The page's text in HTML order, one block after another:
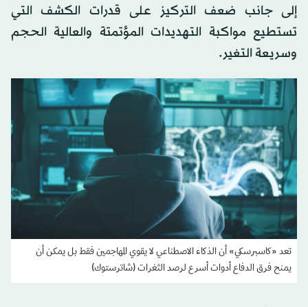
إلى جانب ضعف التركيز على قدرات الكشف التي
تستطيع مواكبة التهديدات المؤتمتة والعالية الحجم
وسريعة التغير.
تعد «كاسبرسكي» أن الذكاء الاصطناعي لا يقوي المهاجمين فقط بل يمكن أن
يمنح فرق الدفاع أدوات أسرع لرصد الثغرات (شاترستوك)